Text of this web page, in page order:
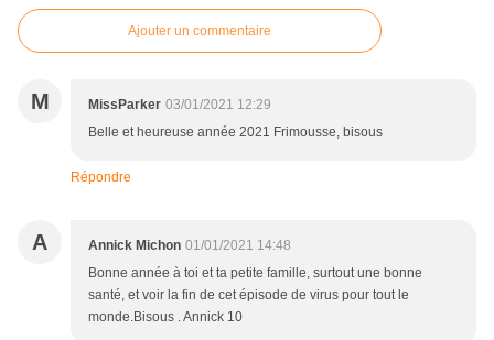
Ajouter un commentaire
M MissParker 03/01/2021 12:29
Belle et heureuse année 2021 Frimousse, bisous
Répondre
A Annick Michon 01/01/2021 14:48
Bonne année à toi et ta petite famille, surtout une bonne
santé, et voir la fin de cet épisode de virus pour tout le
monde.Bisous . Annick 10